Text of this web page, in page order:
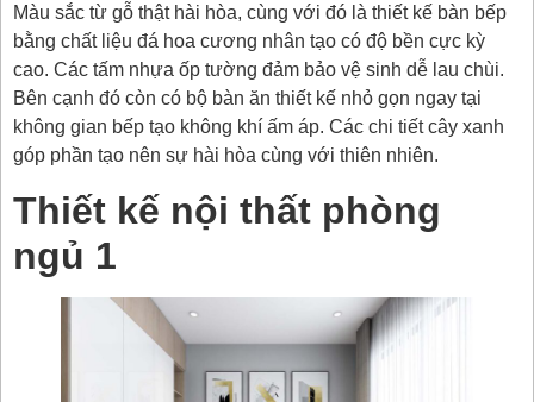
Màu sắc từ gỗ thật hài hòa, cùng với đó là thiết kế bàn bếp
bằng chất liệu đá hoa cương nhân tạo có độ bền cực kỳ
cao. Các tấm nhựa ốp tường đảm bảo vệ sinh dễ lau chùi.
Bên cạnh đó còn có bộ bàn ăn thiết kế nhỏ gọn ngay tại
không gian bếp tạo không khí ấm áp. Các chi tiết cây xanh
góp phần tạo nên sự hài hòa cùng với thiên nhiên.
Thiết kế nội thất phòng
ngủ 1